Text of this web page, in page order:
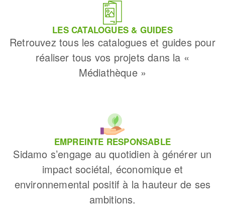
LES CATALOGUES & GUIDES
Retrouvez tous les catalogues et guides pour
réaliser tous vos projets dans la «
Médiathèque »
EMPREINTE RESPONSABLE
Sidamo s’engage au quotidien à générer un
impact sociétal, économique et
environnemental positif à la hauteur de ses
ambitions.